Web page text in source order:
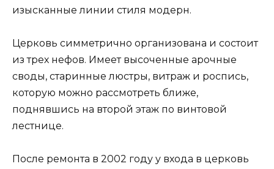
изысканные линии стиля модерн.
Церковь симметрично организована и состоит
из трех нефов. Имеет высоченные арочные
своды, старинные люстры, витраж и роспись,
которую можно рассмотреть ближе,
поднявшись на второй этаж по винтовой
лестнице.
После ремонта в 2002 году у входа в церковь